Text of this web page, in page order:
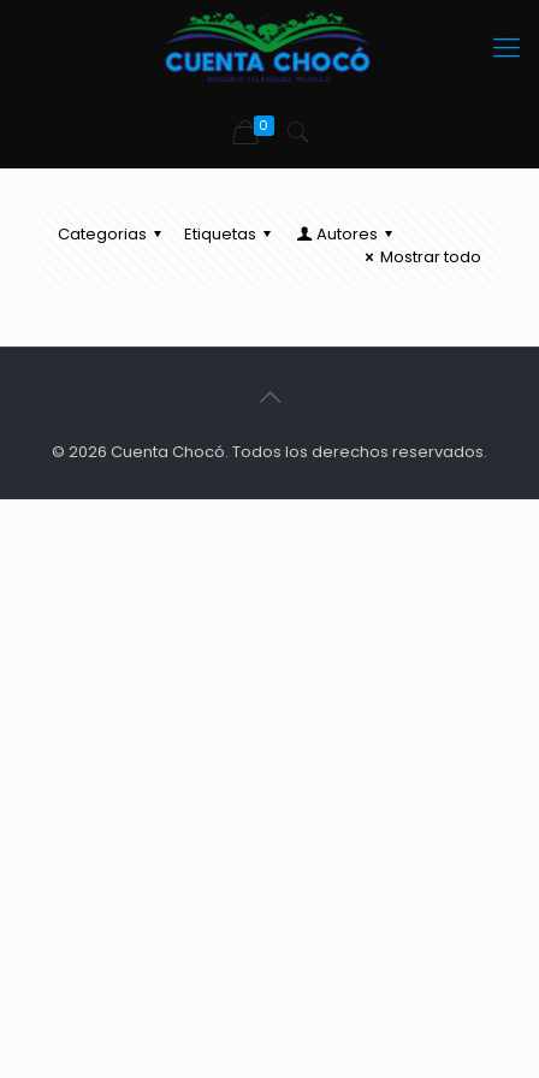
0
Categorias Etiquetas
Autores
Mostrar todo
© 2026 Cuenta Chocó. Todos los derechos reservados.